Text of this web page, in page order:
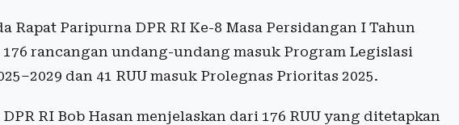
Rapat Paripurna DPR RI Ke-8 Masa Persidangan I Tahun
rancangan undang-undang masuk Program Legislasi
dan 41 RUU masuk Prolegnas Prioritas 2025.
RI Bob Hasan menjelaskan dari 176 RUU yang ditetapkan